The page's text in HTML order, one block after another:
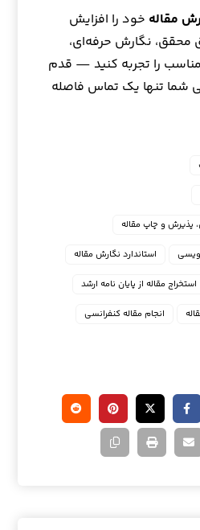
مقاله خود را افزایش
نگارش حرفه‌ای،
را تجربه کنید — قدم
شما تنها یک تماس فاصله
پذیرش و چاپ مقاله
استاندارد نگارش مقاله
استخراج مقاله از پایان نامه ارشد
انجام مقاله کنفرانسی